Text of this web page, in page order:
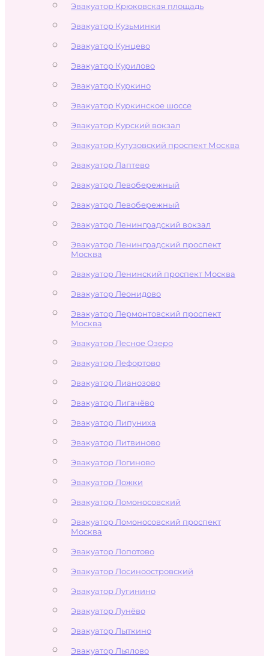
Эвакуатор Крюковская площадь
Эвакуатор Кузьминки
Эвакуатор Кунцево
Эвакуатор Курилово
Эвакуатор Куркино
Эвакуатор Куркинское шоссе
Эвакуатор Курский вокзал
Эвакуатор Кутузовский проспект Москва
Эвакуатор Лаптево
Эвакуатор Левобережный
Эвакуатор Левобережный
Эвакуатор Ленинградский вокзал
Эвакуатор Ленинградский проспект
Москва
Эвакуатор Ленинский проспект Москва
Эвакуатор Леонидово
Эвакуатор Лермонтовский проспект
Москва
Эвакуатор Лесное Озеро
Эвакуатор Лефортово
Эвакуатор Лианозово
Эвакуатор Лигачёво
Эвакуатор Липуниха
Эвакуатор Литвиново
Эвакуатор Логиново
Эвакуатор Ложки
Эвакуатор Ломоносовский
Эвакуатор Ломоносовский проспект
Москва
Эвакуатор Лопотово
Эвакуатор Лосиноостровский
Эвакуатор Лугинино
Эвакуатор Лунёво
Эвакуатор Лыткино
Эвакуатор Льялово